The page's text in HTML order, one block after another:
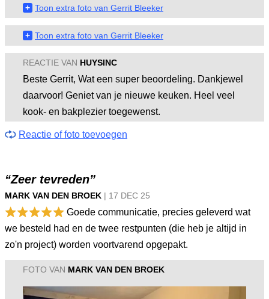
+ Toon extra foto van Gerrit Bleeker
+ Toon extra foto van Gerrit Bleeker
REACTIE VAN HUYSINC
Beste Gerrit, Wat een super beoordeling. Dankjewel
daarvoor! Geniet van je nieuwe keuken. Heel veel
kook- en bakplezier toegewenst.
Reactie of foto toevoegen
“Zeer tevreden”
MARK VAN DEN BROEK | 17 DEC 25
Goede communicatie, precies geleverd wat
we besteld had en de twee restpunten (die heb je altijd in
zo'n project) worden voortvarend opgepakt.
FOTO VAN MARK VAN DEN BROEK